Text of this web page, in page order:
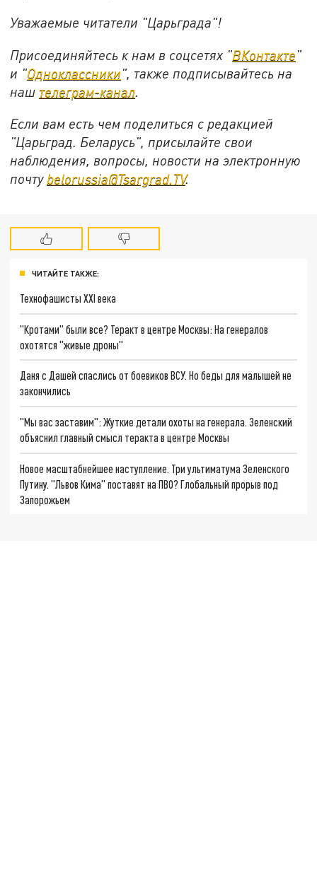
Уважаемые читатели "Царьграда"!
Присоединяйтесь к нам в соцсетях "ВКонтакте"
и "Одноклассники", также подписывайтесь на
наш телеграм-канал
Если вам есть чем поделиться с редакцией
"Царьград. Беларусь", присылайте свои
наблюдения, вопросы, новости на электронную
почту belorussia@Tsargrad.TV.
ЧИТАЙТЕ ТАКЖЕ:
Технофашисты XXI века
"Кротами" были все? Теракт в центре Москвы: На генералов
охотятся "живые дроны"
Даня с Дашей спаслись от боевиков ВСУ. Но беды для малышей не
закончились
"Мы вас заставим": Жуткие детали охоты на генерала. Зеленский
объяснил главный смысл теракта в центре Москвы
Новое масштабнейшее наступление. Три ультиматума Зеленского
Путину. "Львов Кима" поставят на ПВО? Глобальный прорыв под
Запорожьем